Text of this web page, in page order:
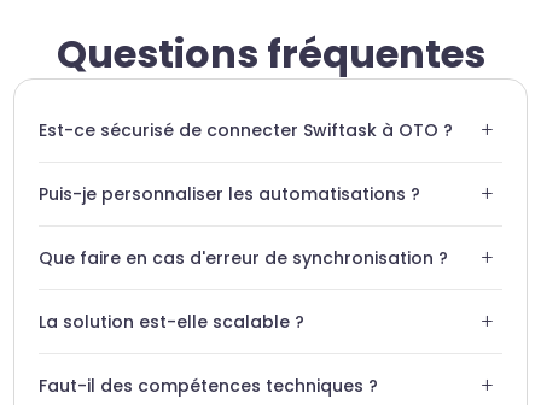
Questions fréquentes
Est-ce sécurisé de connecter Swiftask à OTO ? +
standards pour garantir la confidentialité totale de vos
Puis-je personnaliser les automatisations ? +
scénarios sur-mesure selon vos besoins spécifiques.
Que faire en cas d'erreur de synchronisation ? +
résoudre rapidement tout problème de connexion.
La solution est-elle scalable ? +
importants, accompagnant la croissance de votre
Faut-il des compétences techniques ? +